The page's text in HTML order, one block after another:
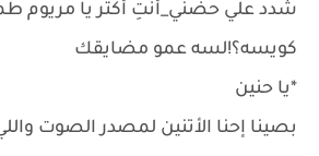
شدد علي حضني_أنتِ أكتر يا مريوم
كويسه؟!لسه عمو مضايقك
*يا حنين
بصينا إحنا الأتنين لمصدر الصوت